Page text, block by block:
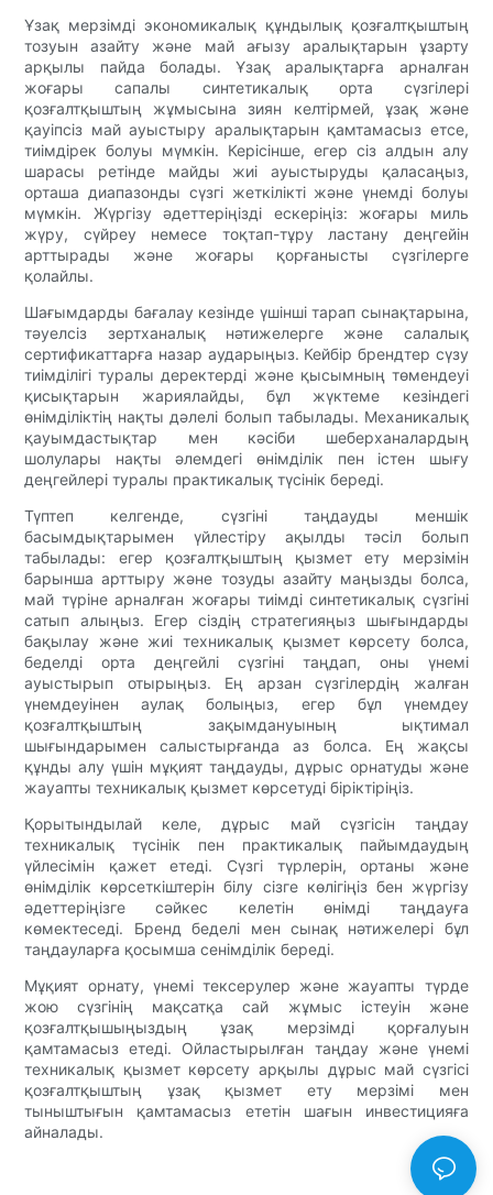
Ұзақ мерзімді экономикалық құндылық қозғалтқыштың
тозуын азайту және май ағызу аралықтарын ұзарту
арқылы пайда болады. Ұзақ аралықтарға арналған
жоғары сапалы синтетикалық орта сүзгілері
қозғалтқыштың жұмысына зиян келтірмей, ұзақ және
қауіпсіз май ауыстыру аралықтарын қамтамасыз етсе,
тиімдірек болуы мүмкін. Керісінше, егер сіз алдын алу
шарасы ретінде майды жиі ауыстыруды қаласаңыз,
орташа диапазонды сүзгі жеткілікті және үнемді болуы
мүмкін. Жүргізу әдеттеріңізді ескеріңіз: жоғары миль
жүру, сүйреу немесе тоқтап-тұру ластану деңгейін
арттырады және жоғары қорғанысты сүзгілерге
қолайлы.
Шағымдарды бағалау кезінде үшінші тарап сынақтарына,
тәуелсіз зертханалық нәтижелерге және салалық
сертификаттарға назар аударыңыз. Кейбір брендтер сүзу
тиімділігі туралы деректерді және қысымның төмендеуі
қисықтарын жариялайды, бұл жүктеме кезіндегі
өнімділіктің нақты дәлелі болып табылады. Механикалық
қауымдастықтар мен кәсіби шеберханалардың
шолулары нақты әлемдегі өнімділік пен істен шығу
деңгейлері туралы практикалық түсінік береді.
Түптеп келгенде, сүзгіні таңдауды меншік
басымдықтарымен үйлестіру ақылды тәсіл болып
табылады: егер қозғалтқыштың қызмет ету мерзімін
барынша арттыру және тозуды азайту маңызды болса,
май түріне арналған жоғары тиімді синтетикалық сүзгіні
сатып алыңыз. Егер сіздің стратегияңыз шығындарды
бақылау және жиі техникалық қызмет көрсету болса,
беделді орта деңгейлі сүзгіні таңдап, оны үнемі
ауыстырып отырыңыз. Ең арзан сүзгілердің жалған
үнемдеуінен аулақ болыңыз, егер бұл үнемдеу
қозғалтқыштың зақымдануының ықтимал
шығындарымен салыстырғанда аз болса. Ең жақсы
құнды алу үшін мұқият таңдауды, дұрыс орнатуды және
жауапты техникалық қызмет көрсетуді біріктіріңіз.
Қорытындылай келе, дұрыс май сүзгісін таңдау
техникалық түсінік пен практикалық пайымдаудың
үйлесімін қажет етеді. Сүзгі түрлерін, ортаны және
өнімділік көрсеткіштерін білу сізге көлігіңіз бен жүргізу
әдеттеріңізге сәйкес келетін өнімді таңдауға
көмектеседі. Бренд беделі мен сынақ нәтижелері бұл
таңдауларға қосымша сенімділік береді.
Мұқият орнату, үнемі тексерулер және жауапты түрде
жою сүзгінің мақсатқа сай жұмыс істеуін және
қозғалтқышыңыздың ұзақ мерзімді қорғалуын
қамтамасыз етеді. Ойластырылған таңдау және үнемі
техникалық қызмет көрсету арқылы дұрыс май сүзгісі
қозғалтқыштың ұзақ қызмет ету мерзімі мен
тыныштығын қамтамасыз ететін шағын инвестицияға
айналады.